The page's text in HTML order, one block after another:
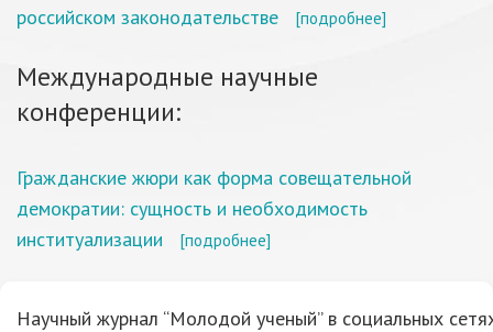
российском законодательстве
[подробнее]
Международные научные
конференции:
Гражданские жюри как форма совещательной
демократии: сущность и необходимость
институализации
[подробнее]
Научный журнал “Молодой ученый” в социальных